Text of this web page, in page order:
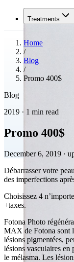
Treatments
Home
/
Blog
/
Promo 400$
Blog
2019 · 1 min read
Promo 400$
December 6, 2019 ·
Débarrasser votre
des imperfections
Choisissez 4
+taxes.
Fotona Photo
MAX de Fotona sont
lésions pigmentées,
lésions vasculaires en
le mélasma. Les